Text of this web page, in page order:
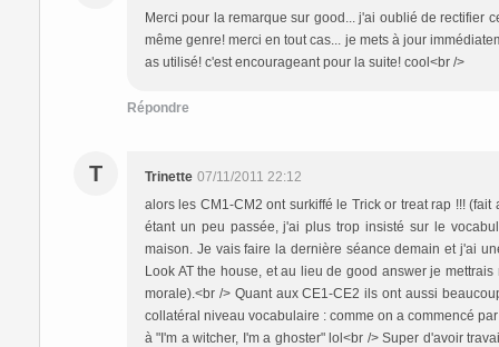
Merci pour la remarque sur good... j'ai oublié de rectifier
même genre! merci en tout cas... je mets à jour
as utilisé! c'est encourageant pour la suite! cool<br />
Répondre
T Trinette 07/11/2011 22:12
alors les CM1-CM2 ont surkiffé le Trick or treat rap !!!
étant un peu passée, j'ai plus trop insisté sur le
maison. Je vais faire la dernière séance demain et j'ai
Look AT the house, et au lieu de good answer je
morale).<br /> Quant aux CE1-CE2 ils ont aussi
collatéral niveau vocabulaire : comme on a commencé
à "I'm a witcher, I'm a ghoster" lol<br /> Super d'avoir